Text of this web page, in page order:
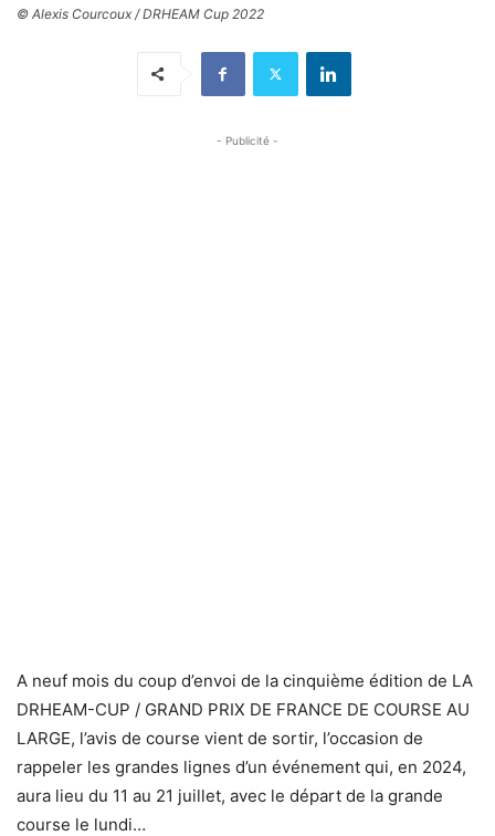
© Alexis Courcoux / DRHEAM Cup 2022
- Publicité -
A neuf mois du coup d’envoi de la cinquième édition de LA
DRHEAM-CUP / GRAND PRIX DE FRANCE DE COURSE AU
LARGE, l’avis de course vient de sortir, l’occasion de
rappeler les grandes lignes d’un événement qui, en 2024,
aura lieu du 11 au 21 juillet, avec le départ de la grande
course le lundi…